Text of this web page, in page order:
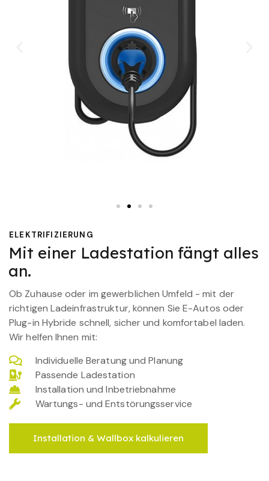
ELEKTRIFIZIERUNG
Mit einer Ladestation fängt alles
an.
Ob Zuhause oder im gewerblichen Umfeld - mit der
richtigen Ladeinfrastruktur, können Sie E-Autos oder
Plug-in Hybride schnell, sicher und komfortabel laden.
Wir helfen Ihnen mit:
Individuelle Beratung und Planung
Passende Ladestation
Installation und Inbetriebnahme
Wartungs- und Entstörungsservice
Installation & Wallbox kalkulieren